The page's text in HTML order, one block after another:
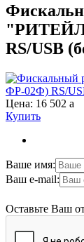
RS/USB
Цена: 16 502 a
Купить
Ваше имя:
Ваш e-mail:
Оставьте Ваш